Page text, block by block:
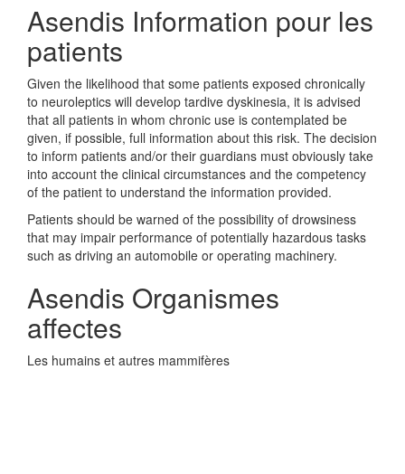
Asendis Information pour les
patients
Given the likelihood that some patients exposed chronically
to neuroleptics will develop tardive dyskinesia, it is advised
that all patients in whom chronic use is contemplated be
given, if possible, full information about this risk. The decision
to inform patients and/or their guardians must obviously take
into account the clinical circumstances and the competency
of the patient to understand the information provided.
Patients should be warned of the possibility of drowsiness
that may impair performance of potentially hazardous tasks
such as driving an automobile or operating machinery.
Asendis Organismes
affectes
Les humains et autres mammifères